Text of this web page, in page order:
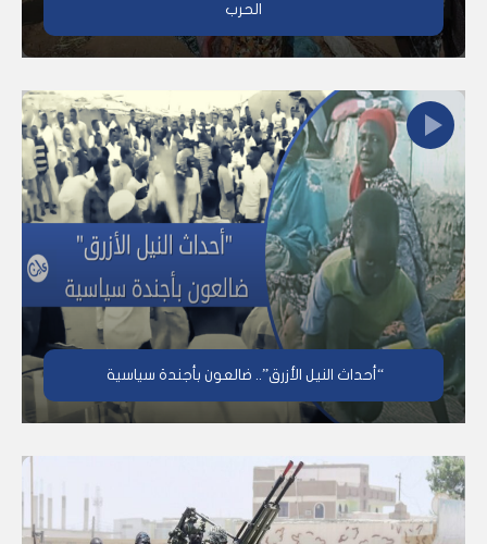
الحرب
“أحداث النيل الأزرق”.. ضالعون بأجندة سياسية